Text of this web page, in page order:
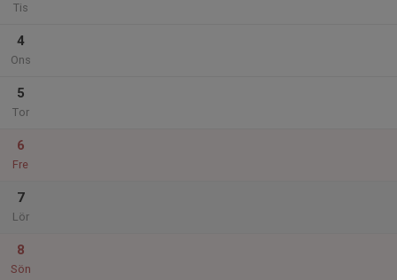
Tis
4
Ons
5
Tor
6
Fre
7
Lör
8
Sön